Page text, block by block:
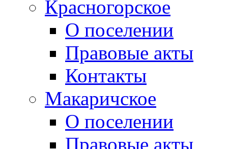
Красногорское
О поселении
Правовые акты
Контакты
Макаричское
О поселении
Правовые акты